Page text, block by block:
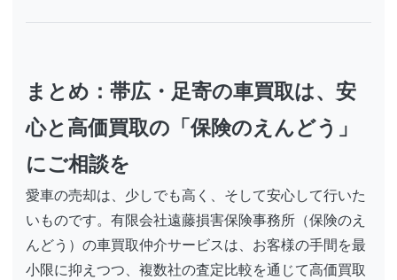
まとめ：帯広・足寄の車買取は、安
心と高価買取の「保険のえんどう」
にご相談を
愛車の売却は、少しでも高く、そして安心して行いた
いものです。有限会社遠藤損害保険事務所（保険のえ
んどう）の車買取仲介サービスは、お客様の手間を最
小限に抑えつつ、複数社の査定比較を通じて高価買取